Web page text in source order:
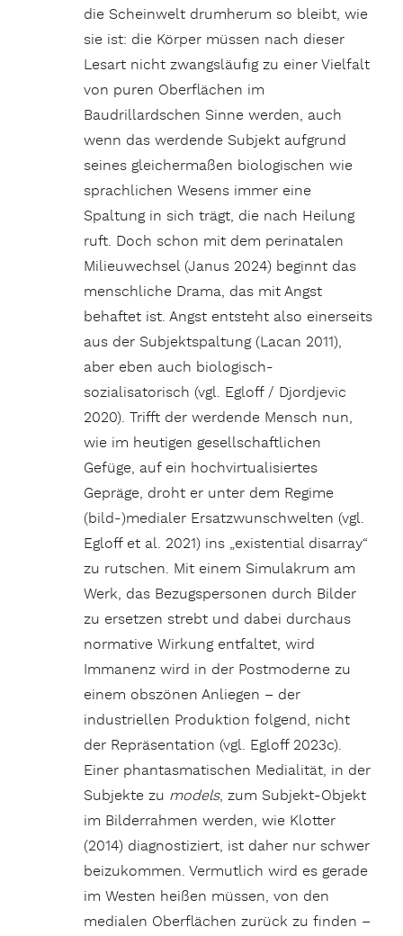
die Scheinwelt drumherum so bleibt, wie
sie ist: die Körper müssen nach dieser
Lesart nicht zwangsläufig zu einer Vielfalt
von puren Oberflächen im
Baudrillardschen Sinne werden, auch
wenn das werdende Subjekt aufgrund
seines gleichermaßen biologischen wie
sprachlichen Wesens immer eine
Spaltung in sich trägt, die nach Heilung
ruft. Doch schon mit dem perinatalen
Milieuwechsel (Janus 2024) beginnt das
menschliche Drama, das mit Angst
behaftet ist. Angst entsteht also einerseits
aus der Subjektspaltung (Lacan 2011),
aber eben auch biologisch-
sozialisatorisch (vgl. Egloff / Djordjevic
2020). Trifft der werdende Mensch nun,
wie im heutigen gesellschaftlichen
Gefüge, auf ein hochvirtualisiertes
Gepräge, droht er unter dem Regime
(bild-)medialer Ersatzwunschwelten (vgl.
Egloff et al. 2021) ins „existential disarray“
zu rutschen. Mit einem Simulakrum am
Werk, das Bezugspersonen durch Bilder
zu ersetzen strebt und dabei durchaus
normative Wirkung entfaltet, wird
Immanenz wird in der Postmoderne zu
einem obszönen Anliegen – der
industriellen Produktion folgend, nicht
der Repräsentation (vgl. Egloff 2023c).
Einer phantasmatischen Medialität, in der
Subjekte zu models, zum Subjekt-Objekt
im Bilderrahmen werden, wie Klotter
(2014) diagnostiziert, ist daher nur schwer
beizukommen. Vermutlich wird es gerade
im Westen heißen müssen, von den
medialen Oberflächen zurück zu finden –